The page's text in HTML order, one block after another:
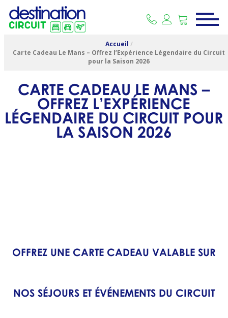
Accueil /
Carte Cadeau Le Mans – Offrez l’Expérience Légendaire du Circuit
pour la Saison 2026
CARTE CADEAU LE MANS –
OFFREZ L’EXPÉRIENCE
LÉGENDAIRE DU CIRCUIT POUR
LA SAISON 2026
OFFREZ UNE CARTE CADEAU VALABLE SUR
NOS SÉJOURS ET ÉVÉNEMENTS DU CIRCUIT